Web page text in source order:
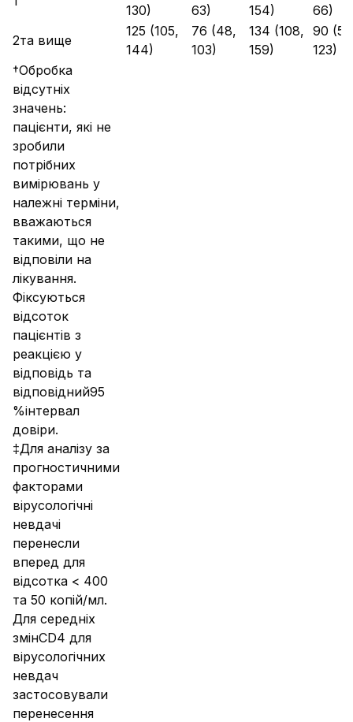
130)
63)
154)
66)
2та вище
125 (105,
144)
76 (48,
103)
134 (108,
159)
90
123)
†Обробка
відсутніх
значень:
пацієнти, які не
зробили
потрібних
вимірювань у
належні терміни,
вважаються
такими, що не
відповіли на
лікування.
Фіксуються
відсоток
пацієнтів з
реакцією у
відповідь та
відповідний95
%інтервал
довіри.
‡Для аналізу за
прогностичними
факторами
вірусологічні
невдачі
перенесли
вперед для
відсотка < 400
та 50 копій/мл.
Для середніх
змінCD4 для
вірусологічних
невдач
застосовували
перенесення